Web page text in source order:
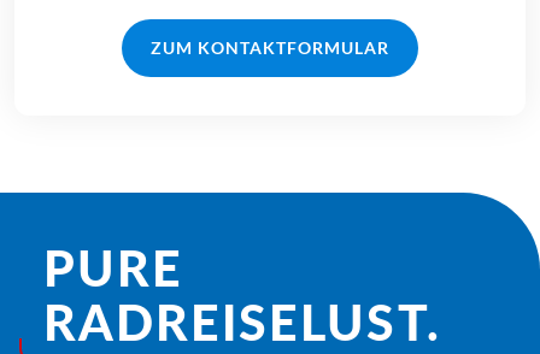
ZUM KONTAKTFORMULAR
PURE
RADREISE­LUST.